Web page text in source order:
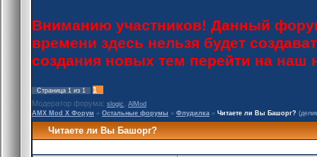
Вниманию участников! Данный
времени здесь нельзя будет
создания новых тем перейти на
Страница 1 из 1
1
Модератор форума: slogic
AlMod
AMX Mod X Форум » Остальные форумы » Флудилка » Читаете ли Вы Башорг?
Читаете ли Вы Башорг?